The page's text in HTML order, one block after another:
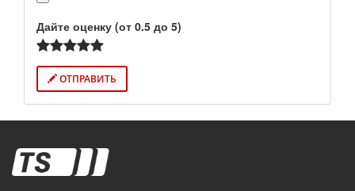
Дайте оценку (от 0.5 до 5)
ОТПРАВИТЬ